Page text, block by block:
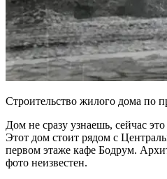
Строительство жилого дома по
Дом не сразу узнаешь, сейчас
Этот дом стоит рядом с
первом этаже кафе Бодрум.
фото неизвестен.